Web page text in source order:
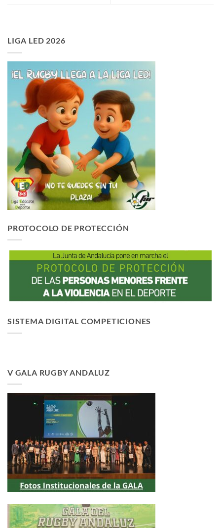
LIGA LED 2026
PROTOCOLO DE PROTECCIÓN
SISTEMA DIGITAL COMPETICIONES
V GALA RUGBY ANDALUZ